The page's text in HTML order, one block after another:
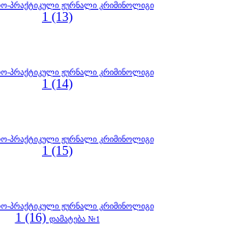
პრაქტიკული ჟურნალი კრიმინოლიგი
1 (13)
პრაქტიკული ჟურნალი კრიმინოლიგი
1 (14)
პრაქტიკული ჟურნალი კრიმინოლიგი
1 (15)
პრაქტიკული ჟურნალი კრიმინოლიგი
1 (16) დამატება №1